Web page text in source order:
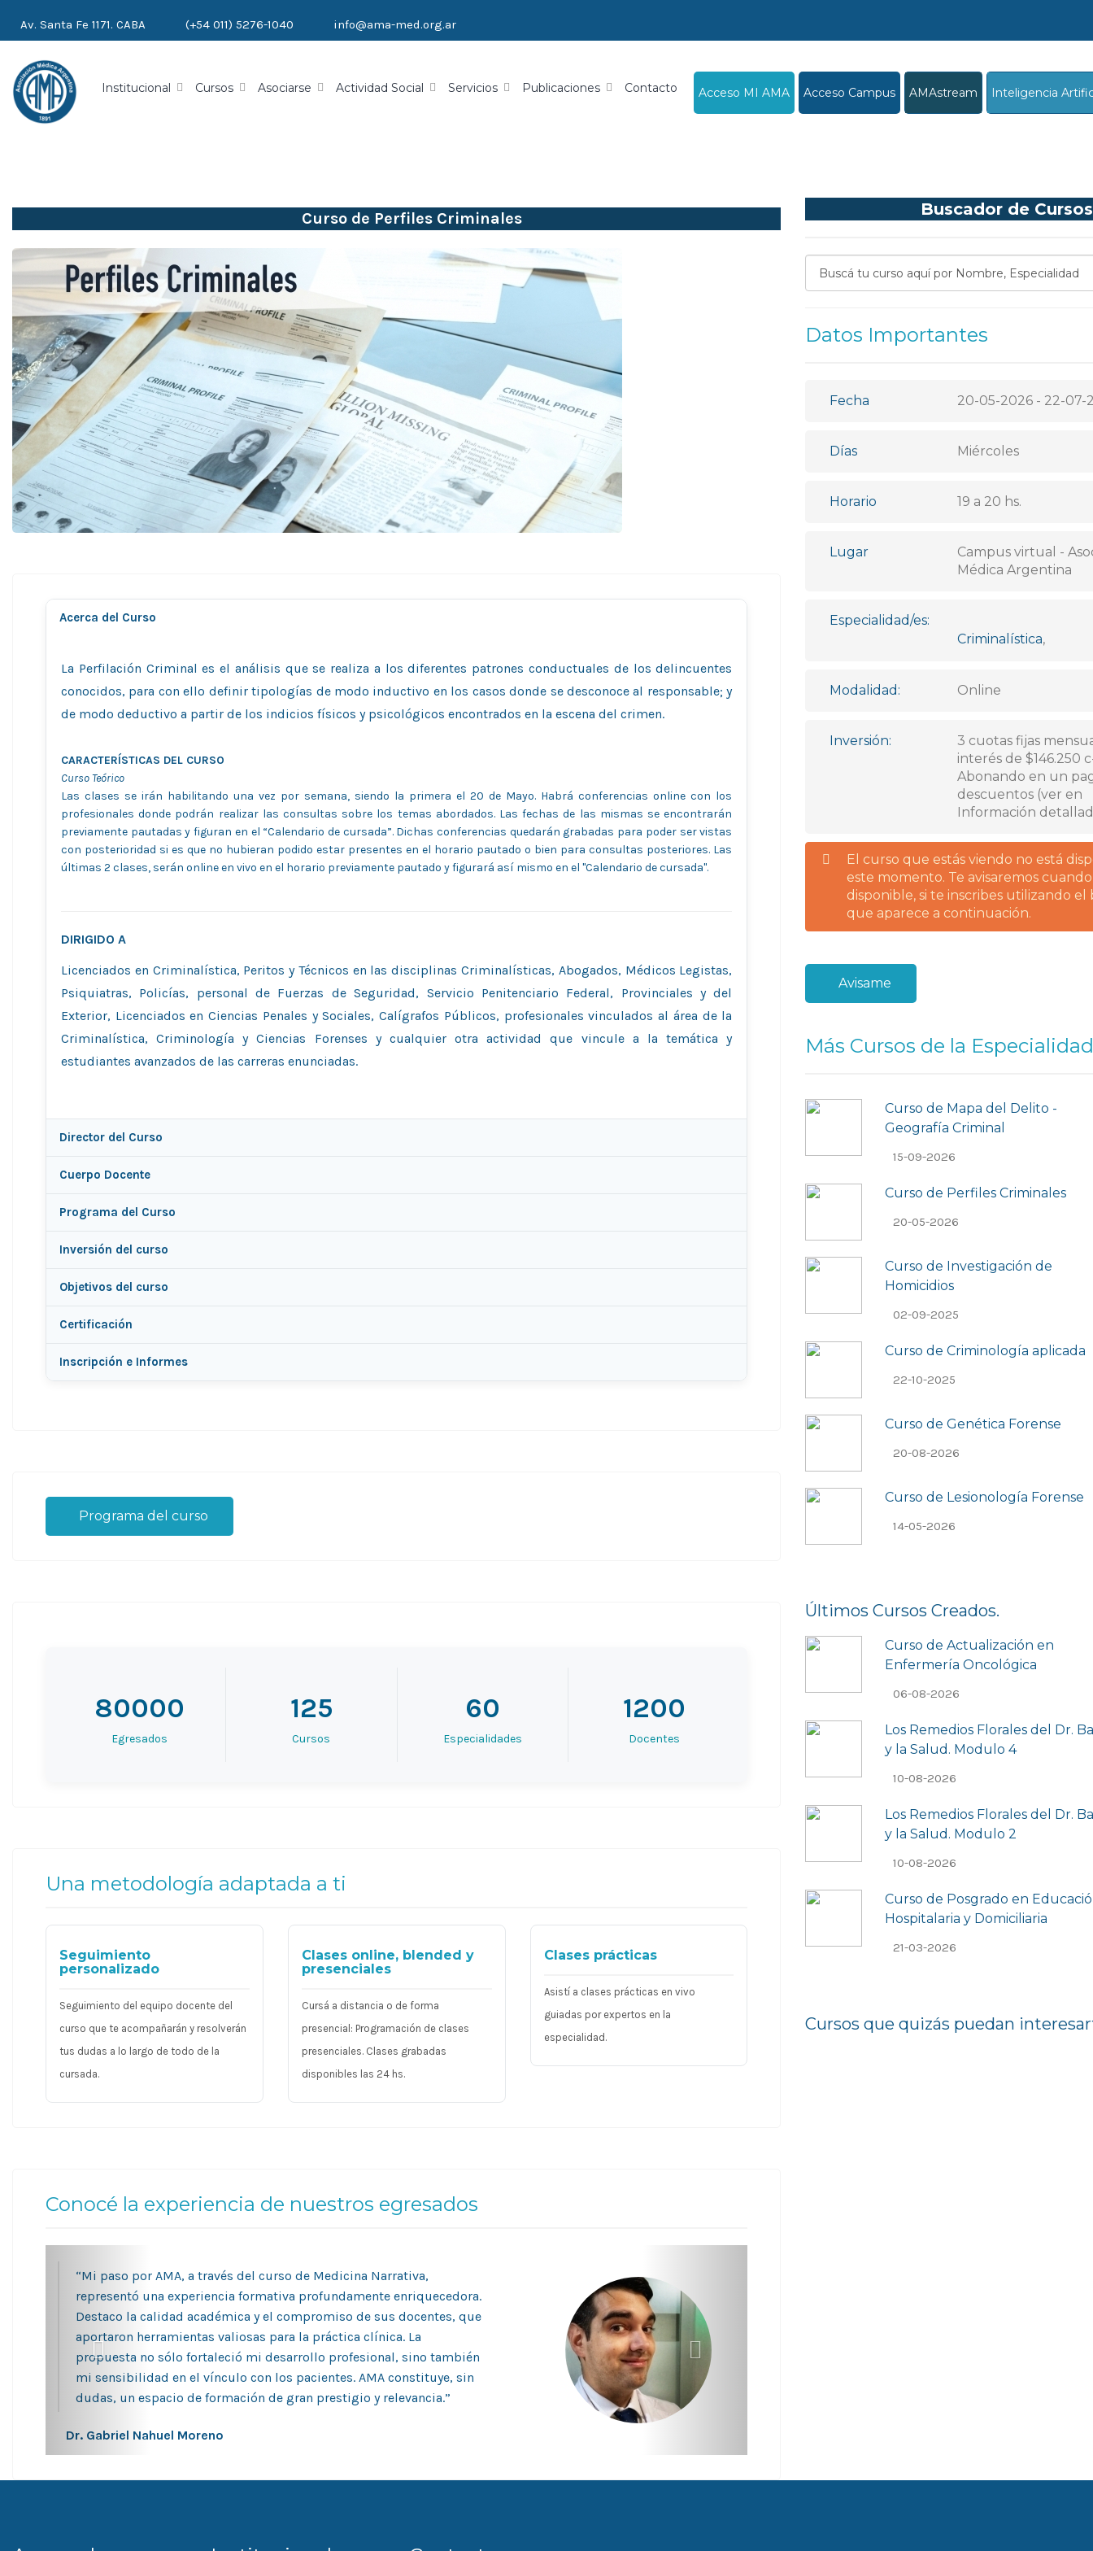
Av. Santa Fe 1171. CABA (+54 011) 5276-1040 info@ama-med.org.ar
Institucional Cursos Asociarse Actividad Social Servicios Publicaciones Contacto Acceso MI AMA Acceso Campus AMAstream Inteligencia
Curso de Perfiles Criminales
Acerca del Curso
La Perfilación Criminal es el análisis que se realiza a los diferentes patrones conductuales de los delincuentes
conocidos, para con ello definir tipologías de modo inductivo en los casos donde se desconoce al responsable; y
de modo deductivo a partir de los indicios físicos y psicológicos encontrados en la escena del crimen.
CARACTERÍSTICAS DEL CURSO
Curso Teórico
Las clases se irán habilitando una vez por semana, siendo la primera el 20 de Mayo. Habrá conferencias online con los
profesionales donde podrán realizar las consultas sobre los temas abordados. Las fechas de las mismas se encontrarán
previamente pautadas y figuran en el “Calendario de cursada”. Dichas conferencias quedarán grabadas para poder ser vistas
con posterioridad si es que no hubieran podido estar presentes en el horario pautado o bien para consultas posteriores. Las
últimas 2 clases, serán online en vivo en el horario previamente pautado y figurará así mismo en el "Calendario de cursada".
DIRIGIDO A
Licenciados en Criminalística, Peritos y Técnicos en las disciplinas Criminalísticas, Abogados, Médicos Legistas,
Psiquiatras, Policías, personal de Fuerzas de Seguridad, Servicio Penitenciario Federal, Provinciales y del
Exterior, Licenciados en Ciencias Penales y Sociales, Calígrafos Públicos, profesionales vinculados al área de la
Criminalística, Criminología y Ciencias Forenses y cualquier otra actividad que vincule a la temática y
estudiantes avanzados de las carreras enunciadas.
Director del Curso
Cuerpo Docente
Programa del Curso
Inversión del curso
Objetivos del curso
Certificación
Inscripción e Informes
Programa del curso
80000
Egresados
125
Cursos
60
Especialidades
1200
Docentes
Una metodología adaptada a ti
Seguimiento
personalizado
Seguimiento del equipo docente del
curso que te acompañarán y resolverán
tus dudas a lo largo de todo de la
cursada.
Clases online, blended y
presenciales
Cursá a distancia o de forma
presencial: Programación de clases
presenciales. Clases grabadas
disponibles las 24 hs.
Clases prácticas
Asistí a clases prácticas en vivo
guiadas por expertos en la
especialidad.
Conocé la experiencia de nuestros egresados
“Mi paso por AMA, a través del curso de Medicina Narrativa,
representó una experiencia formativa profundamente enriquecedora.
Destaco la calidad académica y el compromiso de sus docentes, que
aportaron herramientas valiosas para la práctica clínica. La
propuesta no sólo fortaleció mi desarrollo profesional, sino también
mi sensibilidad en el vínculo con los pacientes. AMA constituye, sin
dudas, un espacio de formación de gran prestigio y relevancia.”
Dr. Gabriel Nahuel Moreno
Buscador de Cursos
Datos Importantes
Fecha 20-05-2026 - 22-07-
Días Miércoles
Horario 19 a 20 hs.
Lugar
Campus virtual -
Médica Argentina
Especialidad/es:
Criminalística,
Modalidad: Online
Inversión:
3 cuotas fijas
interés de $146.250
Abonando en un
descuentos (ver en
Información
El curso que estás viendo no está
este momento. Te avisaremos
disponible, si te inscribes utilizando el
que aparece a continuación.
Avisame
Más Cursos de la
Curso de Mapa del Delito -
Geografía Criminal
15-09-2026
Curso de Perfiles Criminales
20-05-2026
Curso de Investigación de
Homicidios
02-09-2025
Curso de Criminologí­a aplicada
22-10-2025
Curso de Genética Forense
20-08-2026
Curso de Lesionologí­a Forense
14-05-2026
Últimos Cursos Creados.
Curso de Actualización en
Enfermería Oncológica
06-08-2026
Los Remedios Florales del Dr.
y la Salud. Modulo 4
10-08-2026
Los Remedios Florales del Dr.
y la Salud. Modulo 2
10-08-2026
Curso de Posgrado en
Hospitalaria y Domiciliaria
21-03-2026
Cursos que quizás puedan